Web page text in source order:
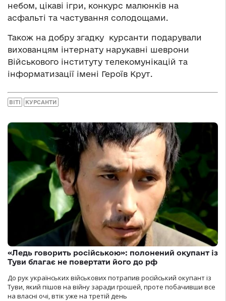
небом, цікаві ігри, конкурс малюнків на
асфальті та частування солодощами.
Також на добру згадку курсанти подарували
вихованцям інтернату нарукавні шеврони
Військового інституту телекомунікацій та
інформатизації імені Героїв Крут.
ВІТІ КУРСАНТИ
«Ледь говорить російською»: полонений окупант із
Туви благає не повертати його до рф
До рук українських військових потрапив російський окупант із
Туви, який пішов на війну заради грошей, проте побачивши все
на власні очі, втік уже на третій день